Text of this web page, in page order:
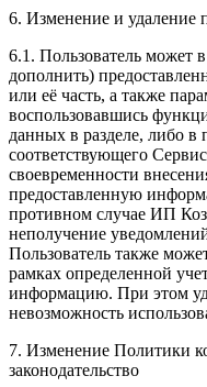
6. Изменение и удаление
6.1. Пользователь может
дополнить)
или её часть, а также
воспользовавшись
данных в разделе, либо в
соответствующего
своевременности
предоставленную
противном случае ИП
неполучение
Пользователь также
рамках определенной
информацию. При этом
невозможность
7. Изменение Политики
законодательство